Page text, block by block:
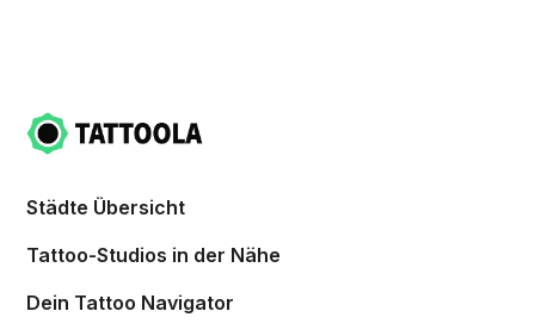
Städte Übersicht
Tattoo-Studios in der Nähe
Dein Tattoo Navigator